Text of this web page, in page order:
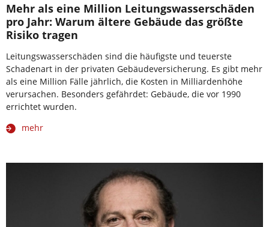
Mehr als eine Million Leitungswasserschäden
pro Jahr: Warum ältere Gebäude das größte
Risiko tragen
Leitungswasserschäden sind die häufigste und teuerste
Schadenart in der privaten Gebäudeversicherung. Es gibt mehr
als eine Million Fälle jährlich, die Kosten in Milliardenhöhe
verursachen. Besonders gefährdet: Gebäude, die vor 1990
errichtet wurden.
mehr